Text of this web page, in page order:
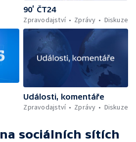
90’ ČT24
Zpravodajství
Zprávy Diskuze
Události, komentáře
Zpravodajství
Zprávy Diskuze
na sociálních sítích